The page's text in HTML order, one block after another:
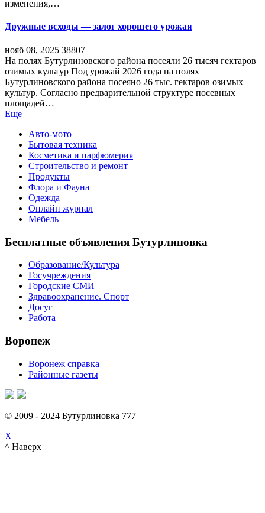
изменения,…
Дружные всходы — залог хорошего урожая
нояб 08, 2025 38807
На полях Бутурлиновского района посеяли 26 тысяч гектаров
озимых культур Под урожай 2026 года на полях
Бутурлиновского района посеяно 26 тыс. гектаров озимых
культур. Согласно предварительной структуре посевных
площадей…
Еще
Авто-мото
Бытовая техника
Косметика и парфюмерия
Строительство и ремонт
Продукты
Флора и Фауна
Одежда
Онлайн журнал
Мебель
Бесплатные объявления Бутурлиновка
Образование/Культура
Госучреждения
Городские СМИ
Здравоохранение. Спорт
Досуг
Работа
Воронеж
Воронеж справка
Районные газеты
© 2009 - 2024 Бутурлиновка 777
X
^ Наверх